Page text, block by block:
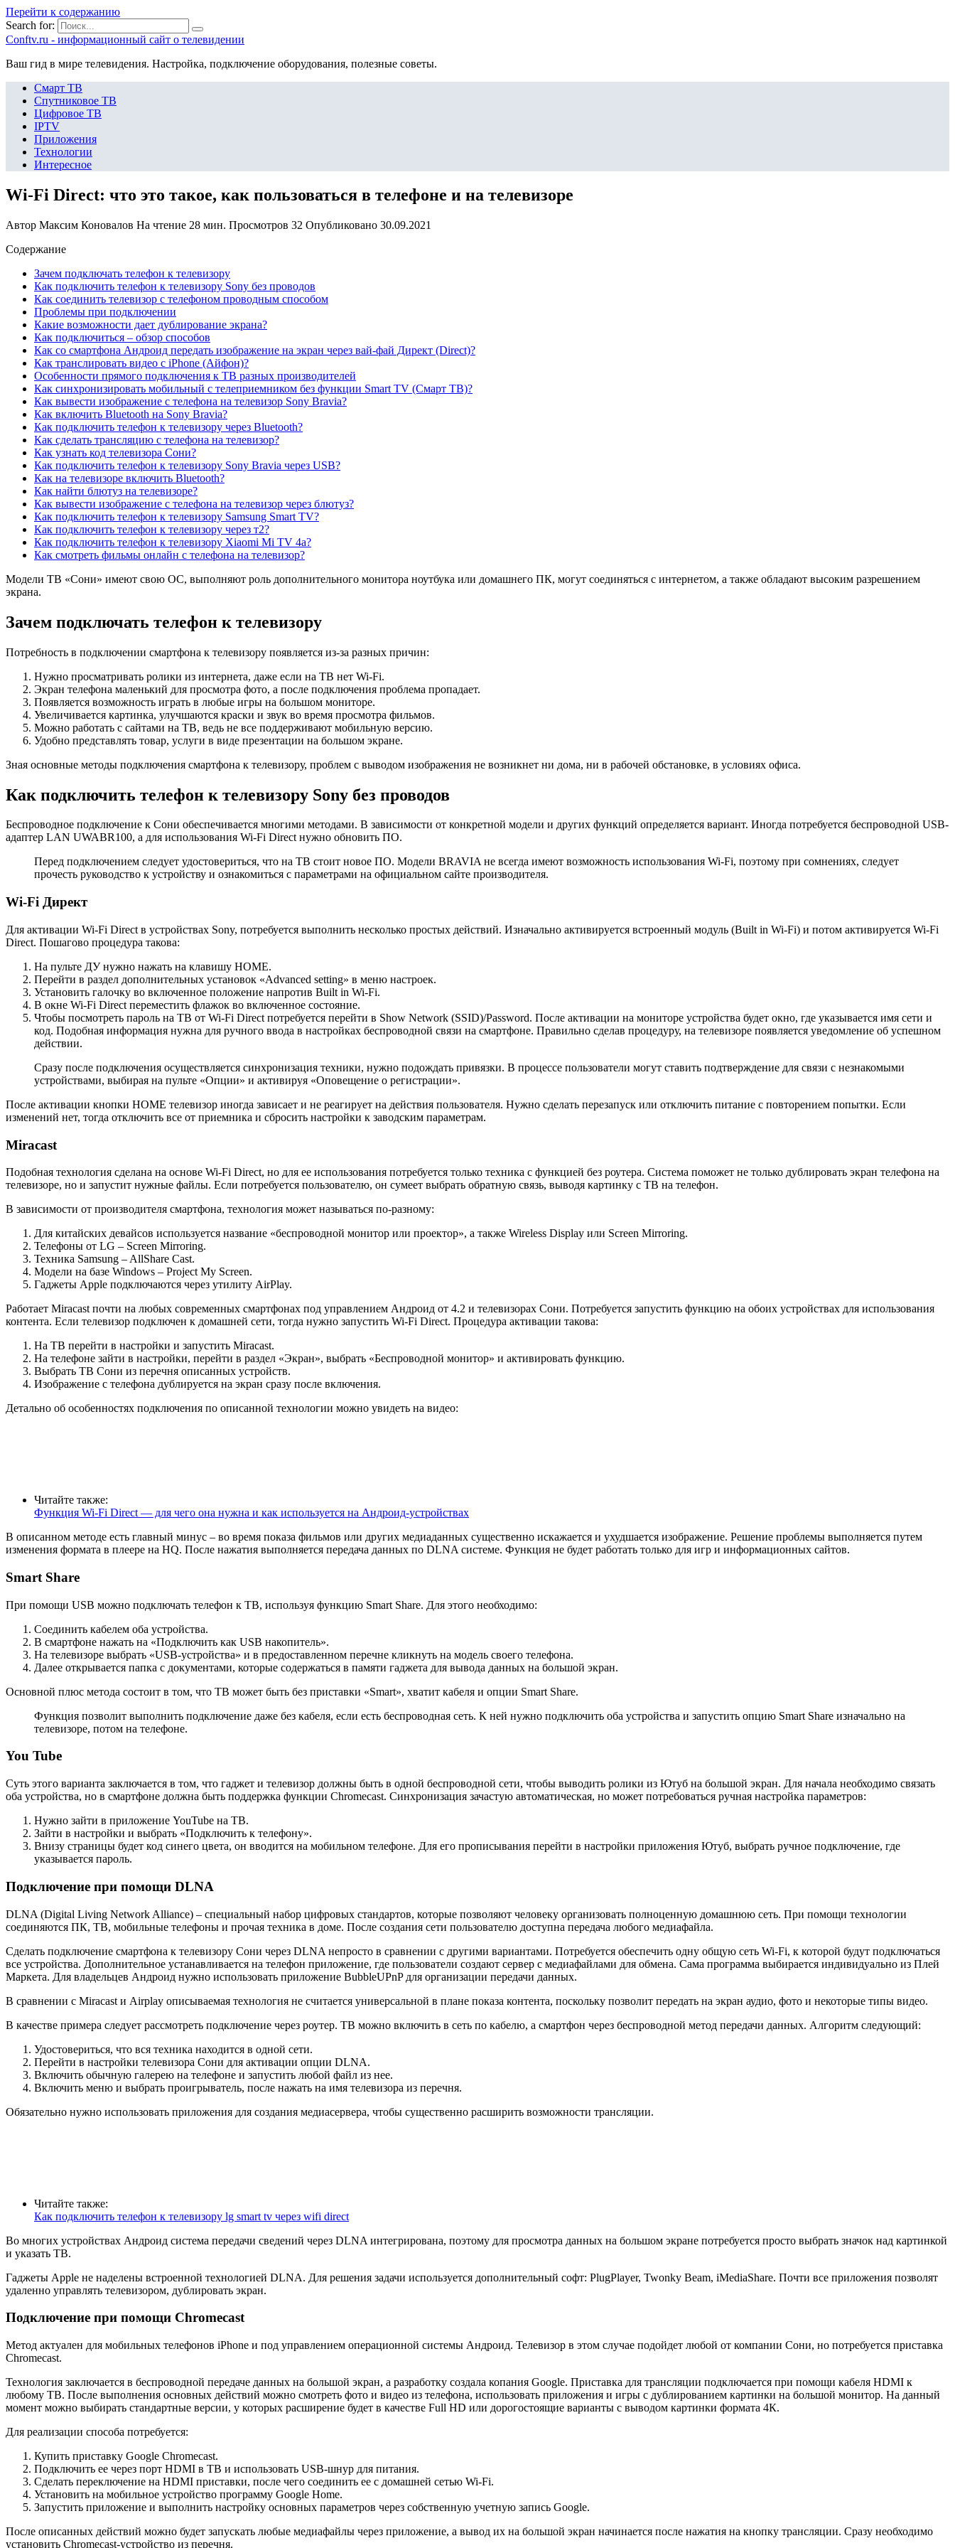
Перейти к содержанию
Search for:
Сonftv.ru - информационный сайт о телевидении
Ваш гид в мире телевидения. Настройка, подключение оборудования, полезные советы.
Смарт ТВ
Спутниковое ТВ
Цифровое ТВ
IPTV
Приложения
Технологии
Интересное
Wi-Fi Direct: что это такое, как пользоваться в телефоне и на телевизоре
Автор Максим Коновалов На чтение 28 мин. Просмотров 32 Опубликовано 30.09.2021
Содержание
Зачем подключать телефон к телевизору
Как подключить телефон к телевизору Sony без проводов
Как соединить телевизор с телефоном проводным способом
Проблемы при подключении
Какие возможности дает дублирование экрана?
Как подключиться – обзор способов
Как со смартфона Андроид передать изображение на экран через вай-фай Директ (Direct)?
Как транслировать видео с iPhone (Айфон)?
Особенности прямого подключения к ТВ разных производителей
Как синхронизировать мобильный с телеприемником без функции Smart TV (Смарт ТВ)?
Как вывести изображение с телефона на телевизор Sony Bravia?
Как включить Bluetooth на Sony Bravia?
Как подключить телефон к телевизору через Bluetooth?
Как сделать трансляцию с телефона на телевизор?
Как узнать код телевизора Сони?
Как подключить телефон к телевизору Sony Bravia через USB?
Как на телевизоре включить Bluetooth?
Как найти блютуз на телевизоре?
Как вывести изображение с телефона на телевизор через блютуз?
Как подключить телефон к телевизору Samsung Smart TV?
Как подключить телефон к телевизору через т2?
Как подключить телефон к телевизору Xiaomi Mi TV 4a?
Как смотреть фильмы онлайн с телефона на телевизор?
Модели ТВ «Сони» имеют свою ОС, выполняют роль дополнительного монитора ноутбука или домашнего ПК, могут соединяться с интернетом, а также обладают высоким разрешением
экрана.
Зачем подключать телефон к телевизору
Потребность в подключении смартфона к телевизору появляется из-за разных причин:
Нужно просматривать ролики из интернета, даже если на ТВ нет Wi-Fi.
Экран телефона маленький для просмотра фото, а после подключения проблема пропадает.
Появляется возможность играть в любые игры на большом мониторе.
Увеличивается картинка, улучшаются краски и звук во время просмотра фильмов.
Можно работать с сайтами на ТВ, ведь не все поддерживают мобильную версию.
Удобно представлять товар, услуги в виде презентации на большом экране.
Зная основные методы подключения смартфона к телевизору, проблем с выводом изображения не возникнет ни дома, ни в рабочей обстановке, в условиях офиса.
Как подключить телефон к телевизору Sony без проводов
Беспроводное подключение к Сони обеспечивается многими методами. В зависимости от конкретной модели и других функций определяется вариант. Иногда потребуется беспроводной USB-
адаптер LAN UWABR100, а для использования Wi-Fi Direct нужно обновить ПО.
Перед подключением следует удостовериться, что на ТВ стоит новое ПО. Модели BRAVIA не всегда имеют возможность использования Wi-Fi, поэтому при сомнениях, следует
прочесть руководство к устройству и ознакомиться с параметрами на официальном сайте производителя.
Wi-Fi Директ
Для активации Wi-Fi Direct в устройствах Sony, потребуется выполнить несколько простых действий. Изначально активируется встроенный модуль (Built in Wi-Fi) и потом активируется Wi-Fi
Direct. Пошагово процедура такова:
На пульте ДУ нужно нажать на клавишу HOME.
Перейти в раздел дополнительных установок «Advanced setting» в меню настроек.
Установить галочку во включенное положение напротив Built in Wi-Fi.
В окне Wi-Fi Direct переместить флажок во включенное состояние.
Чтобы посмотреть пароль на ТВ от Wi-Fi Direct потребуется перейти в Show Network (SSID)/Password. После активации на мониторе устройства будет окно, где указывается имя сети и
код. Подобная информация нужна для ручного ввода в настройках беспроводной связи на смартфоне. Правильно сделав процедуру, на телевизоре появляется уведомление об успешном
действии.
Сразу после подключения осуществляется синхронизация техники, нужно подождать привязки. В процессе пользователи могут ставить подтверждение для связи с незнакомыми
устройствами, выбирая на пульте «Опции» и активируя «Оповещение о регистрации».
После активации кнопки HOME телевизор иногда зависает и не реагирует на действия пользователя. Нужно сделать перезапуск или отключить питание с повторением попытки. Если
изменений нет, тогда отключить все от приемника и сбросить настройки к заводским параметрам.
Miracast
Подобная технология сделана на основе Wi-Fi Direct, но для ее использования потребуется только техника с функцией без роутера. Система поможет не только дублировать экран телефона на
телевизоре, но и запустит нужные файлы. Если потребуется пользователю, он сумеет выбрать обратную связь, выводя картинку с ТВ на телефон.
В зависимости от производителя смартфона, технология может называться по-разному:
Для китайских девайсов используется название «беспроводной монитор или проектор», а также Wireless Display или Screen Mirroring.
Телефоны от LG – Screen Mirroring.
Техника Samsung – AllShare Cast.
Модели на базе Windows – Project My Screen.
Гаджеты Apple подключаются через утилиту AirPlay.
Работает Miracast почти на любых современных смартфонах под управлением Андроид от 4.2 и телевизорах Сони. Потребуется запустить функцию на обоих устройствах для использования
контента. Если телевизор подключен к домашней сети, тогда нужно запустить Wi-Fi Direct. Процедура активации такова:
На ТВ перейти в настройки и запустить Miracast.
На телефоне зайти в настройки, перейти в раздел «Экран», выбрать «Беспроводной монитор» и активировать функцию.
Выбрать ТВ Сони из перечня описанных устройств.
Изображение с телефона дублируется на экран сразу после включения.
Детально об особенностях подключения по описанной технологии можно увидеть на видео:
Читайте также:
Функция Wi-Fi Direct — для чего она нужна и как используется на Андроид-устройствах
В описанном методе есть главный минус – во время показа фильмов или других медиаданных существенно искажается и ухудшается изображение. Решение проблемы выполняется путем
изменения формата в плеере на HQ. После нажатия выполняется передача данных по DLNA системе. Функция не будет работать только для игр и информационных сайтов.
Smart Share
При помощи USB можно подключать телефон к ТВ, используя функцию Smart Share. Для этого необходимо:
Соединить кабелем оба устройства.
В смартфоне нажать на «Подключить как USB накопитель».
На телевизоре выбрать «USB-устройства» и в предоставленном перечне кликнуть на модель своего телефона.
Далее открывается папка с документами, которые содержаться в памяти гаджета для вывода данных на большой экран.
Основной плюс метода состоит в том, что ТВ может быть без приставки «Smart», хватит кабеля и опции Smart Share.
Функция позволит выполнить подключение даже без кабеля, если есть беспроводная сеть. К ней нужно подключить оба устройства и запустить опцию Smart Share изначально на
телевизоре, потом на телефоне.
You Tube
Суть этого варианта заключается в том, что гаджет и телевизор должны быть в одной беспроводной сети, чтобы выводить ролики из Ютуб на большой экран. Для начала необходимо связать
оба устройства, но в смартфоне должна быть поддержка функции Chromecast. Синхронизация зачастую автоматическая, но может потребоваться ручная настройка параметров:
Нужно зайти в приложение YouTube на ТВ.
Зайти в настройки и выбрать «Подключить к телефону».
Внизу страницы будет код синего цвета, он вводится на мобильном телефоне. Для его прописывания перейти в настройки приложения Ютуб, выбрать ручное подключение, где
указывается пароль.
Подключение при помощи DLNA
DLNA (Digital Living Network Alliance) – специальный набор цифровых стандартов, которые позволяют человеку организовать полноценную домашнюю сеть. При помощи технологии
соединяются ПК, ТВ, мобильные телефоны и прочая техника в доме. После создания сети пользователю доступна передача любого медиафайла.
Сделать подключение смартфона к телевизору Сони через DLNA непросто в сравнении с другими вариантами. Потребуется обеспечить одну общую сеть Wi-Fi, к которой будут подключаться
все устройства. Дополнительное устанавливается на телефон приложение, где пользователи создают сервер с медиафайлами для обмена. Сама программа выбирается индивидуально из Плей
Маркета. Для владельцев Андроид нужно использовать приложение BubbleUPnP для организации передачи данных.
В сравнении с Miracast и Airplay описываемая технология не считается универсальной в плане показа контента, поскольку позволит передать на экран аудио, фото и некоторые типы видео.
В качестве примера следует рассмотреть подключение через роутер. ТВ можно включить в сеть по кабелю, а смартфон через беспроводной метод передачи данных. Алгоритм следующий:
Удостовериться, что вся техника находится в одной сети.
Перейти в настройки телевизора Сони для активации опции DLNA.
Включить обычную галерею на телефоне и запустить любой файл из нее.
Включить меню и выбрать проигрыватель, после нажать на имя телевизора из перечня.
Обязательно нужно использовать приложения для создания медиасервера, чтобы существенно расширить возможности трансляции.
Читайте также:
Как подключить телефон к телевизору lg smart tv через wifi direct
Во многих устройствах Андроид система передачи сведений через DLNA интегрирована, поэтому для просмотра данных на большом экране потребуется просто выбрать значок над картинкой
и указать ТВ.
Гаджеты Apple не наделены встроенной технологией DLNA. Для решения задачи используется дополнительный софт: PlugPlayer, Twonky Beam, iMediaShare. Почти все приложения позволят
удаленно управлять телевизором, дублировать экран.
Подключение при помощи Chromecast
Метод актуален для мобильных телефонов iPhone и под управлением операционной системы Андроид. Телевизор в этом случае подойдет любой от компании Сони, но потребуется приставка
Chromecast.
Технология заключается в беспроводной передаче данных на большой экран, а разработку создала копания Google. Приставка для трансляции подключается при помощи кабеля HDMI к
любому ТВ. После выполнения основных действий можно смотреть фото и видео из телефона, использовать приложения и игры с дублированием картинки на большой монитор. На данный
момент можно выбирать стандартные версии, у которых расширение будет в качестве Full HD или дорогостоящие варианты с выводом картинки формата 4К.
Для реализации способа потребуется:
Купить приставку Google Chromecast.
Подключить ее через порт HDMI в ТВ и использовать USB-шнур для питания.
Сделать переключение на HDMI приставки, после чего соединить ее с домашней сетью Wi-Fi.
Установить на мобильное устройство программу Google Home.
Запустить приложение и выполнить настройку основных параметров через собственную учетную запись Google.
После описанных действий можно будет запускать любые медиафайлы через приложение, а вывод их на большой экран начинается после нажатия на кнопку трансляции. Сразу необходимо
установить Chromecast-устройство из перечня.